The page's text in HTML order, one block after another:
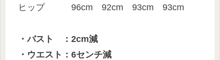
ヒップ 96cm 92cm 93cm 93cm
・バスト ：2cm減
・ウエスト：6センチ減